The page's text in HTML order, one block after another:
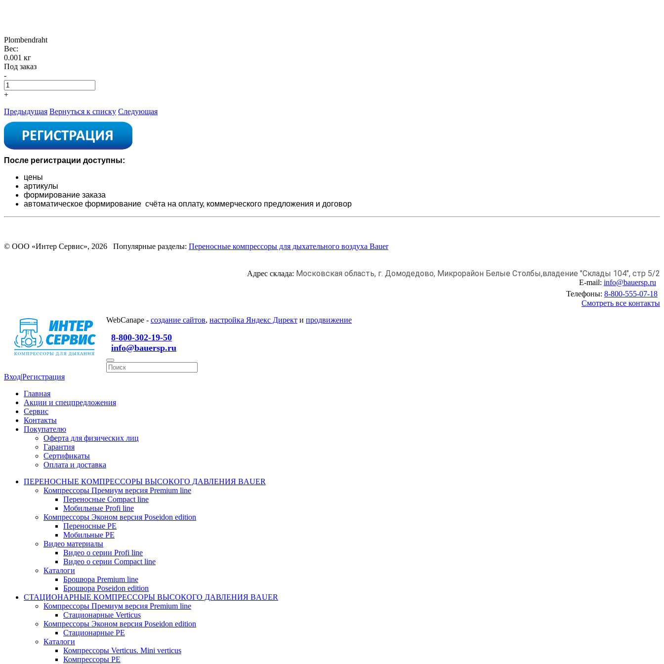
Plombendraht
Вес:
0.001 кг
Под заказ
-
+
Предыдущая Вернуться к списку Следующая
После регистрации доступны:
цены
артикулы
формирование заказа
автоматическое формирование счёта на оплату, коммерческого предложения и договор
© ООО «Интер Сервис», 2026 Популярные разделы: Переносные компрессоры для дыхательного воздуха Bauer
Адрес склада: Московская область, г. Домодедово, Микрорайон Белые Столбы,владение "Склады 104", стр 5/2
E-mail: info@bauersp.ru
Телефоны: 8-800-555-07-18
Смотреть все контакты
WebCanape - создание сайтов, настройка Яндекс Директ и продвижение
8-800-302-19-50
info@bauersp.ru
Вход|Регистрация
Главная
Акции и спецпредложения
Сервис
Контакты
Покупателю
Оферта для физических лиц
Гарантия
Сертификаты
Оплата и доставка
ПЕРЕНОСНЫЕ КОМПРЕССОРЫ ВЫСОКОГО ДАВЛЕНИЯ BAUER
Компрессоры Премиум версия Premium line
Переносные Compact line
Мобильные Profi line
Компрессоры Эконом версия Poseidon edition
Переносные PE
Мобильные PE
Видео материалы
Видео о серии Profi line
Видео о серии Compact line
Каталоги
Брошюра Premium line
Брошюра Poseidon edition
СТАЦИОНАРНЫЕ КОМПРЕССОРЫ ВЫСОКОГО ДАВЛЕНИЯ BAUER
Компрессоры Премиум версия Premium line
Стационарные Verticus
Компрессоры Эконом версия Poseidon edition
Стационарные PE
Каталоги
Компрессоры Verticus. Mini verticus
Компрессоры PE